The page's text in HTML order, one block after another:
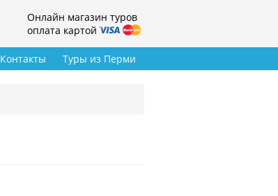
Онлайн магазин туров
оплата картой
Туры из Перми
Контакты